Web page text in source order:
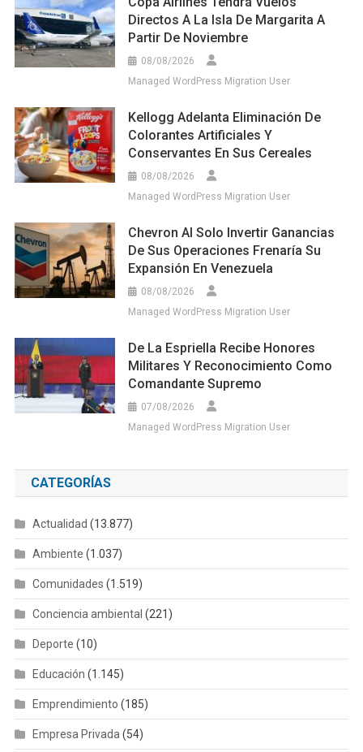
Directos A La Isla De Margarita A
Partir De Noviembre
08/08/2026
Managed WordPress Migration User
Kellogg Adelanta Eliminación De
Colorantes Artificiales Y
Conservantes En Sus Cereales
08/08/2026
Managed WordPress Migration User
Chevron Al Solo Invertir Ganancias
De Sus Operaciones Frenaría Su
Expansión En Venezuela
08/08/2026
Managed WordPress Migration User
De La Espriella Recibe Honores
Militares Y Reconocimiento Como
Comandante Supremo
07/08/2026
Managed WordPress Migration User
CATEGORÍAS
Actualidad (13.877)
Ambiente (1.037)
Comunidades (1.519)
Conciencia ambiental (221)
Deporte (10)
Educación (1.145)
Emprendimiento (185)
Empresa Privada (54)